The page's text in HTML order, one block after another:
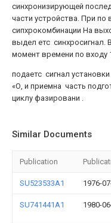
синхронизирующей
части устройства. При по
сипхрокомбинации На
выдел етс синхросигнал.
момент времени по входу
подаетс сигнал
«О, и приемна часть
циклу фазировани .
Similar Documents
Publication
SU523533A1 1976-
SU741441A1 1980-